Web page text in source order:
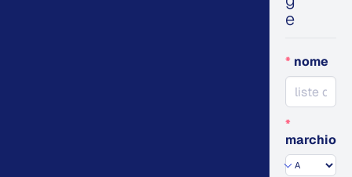
e
* nome
*
marchio